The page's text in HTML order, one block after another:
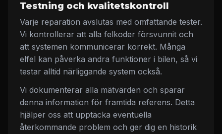
Testning och kvalitetskontroll
Varje reparation avslutas med omfattande tester.
Vi kontrollerar att alla felkoder försvunnit och
att systemen kommunicerar korrekt. Många
elfel kan påverka andra funktioner i bilen, så vi
testar alltid närliggande system också.
Vi dokumenterar alla mätvärden och sparar
denna information för framtida referens. Detta
hjälper oss att upptäcka eventuella
återkommande problem och ger dig en historik